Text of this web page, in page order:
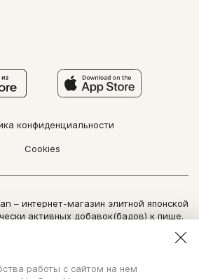
конфиденциальности
Cookies
– интернет-магазин элитной японской
активных добавок(бадов) к пище.
сайта возможно только по
2011. All rights reserved. The use of the
работы с сайтом на нем